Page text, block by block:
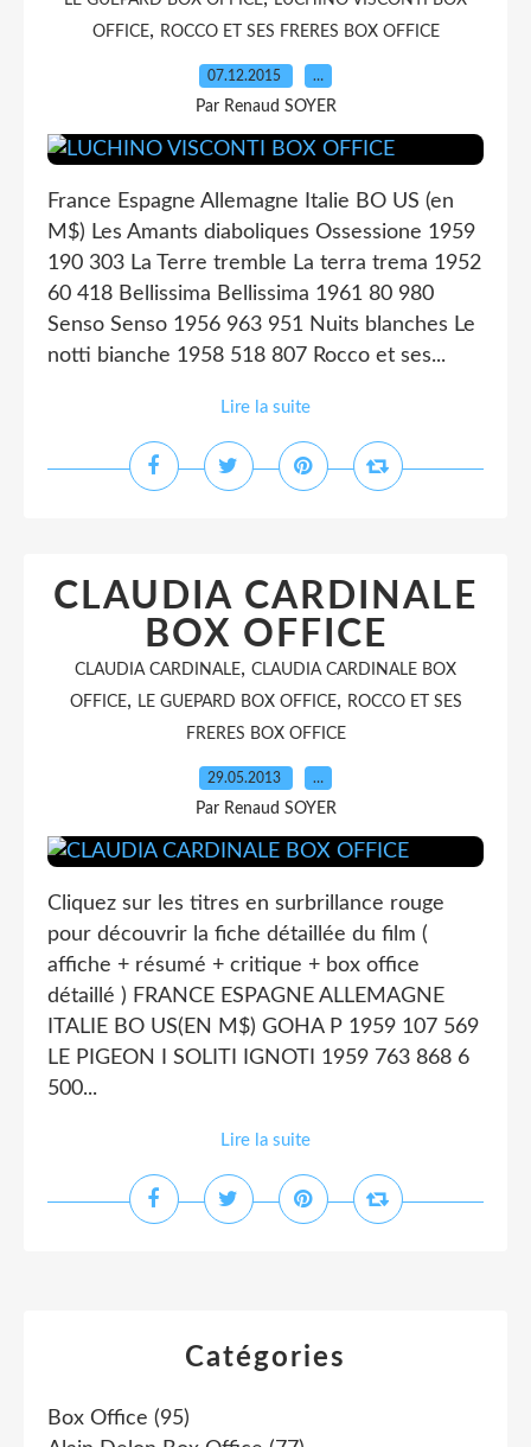
OFFICE, ROCCO ET SES FRERES BOX OFFICE
07.12.2015 …
Par Renaud SOYER
France Espagne Allemagne Italie BO US (en
M$) Les Amants diaboliques Ossessione 1959
190 303 La Terre tremble La terra trema 1952
60 418 Bellissima Bellissima 1961 80 980
Senso Senso 1956 963 951 Nuits blanches Le
notti bianche 1958 518 807 Rocco et ses...
Lire la suite
CLAUDIA CARDINALE
BOX OFFICE
CLAUDIA CARDINALE, CLAUDIA CARDINALE BOX
OFFICE, LE GUEPARD BOX OFFICE, ROCCO ET SES
FRERES BOX OFFICE
29.05.2013 …
Par Renaud SOYER
Cliquez sur les titres en surbrillance rouge
pour découvrir la fiche détaillée du film (
affiche + résumé + critique + box office
détaillé ) FRANCE ESPAGNE ALLEMAGNE
ITALIE BO US(EN M$) GOHA P 1959 107 569
LE PIGEON I SOLITI IGNOTI 1959 763 868 6
500...
Lire la suite
Catégories
Box Office (95)